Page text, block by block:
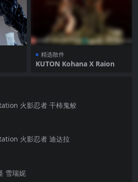
精选散件
KUTON Kohana X Raion
火影忍者 干柿鬼鲛
火影忍者 迪达拉
雪瑞妮